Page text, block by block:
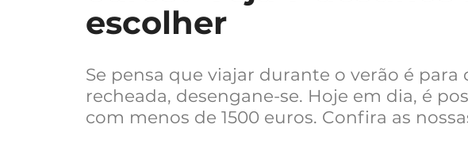
escolher
Se pensa que viajar durante o verão é
recheada, desengane-se. Hoje em dia, é
com menos de 1500 euros. Confira as